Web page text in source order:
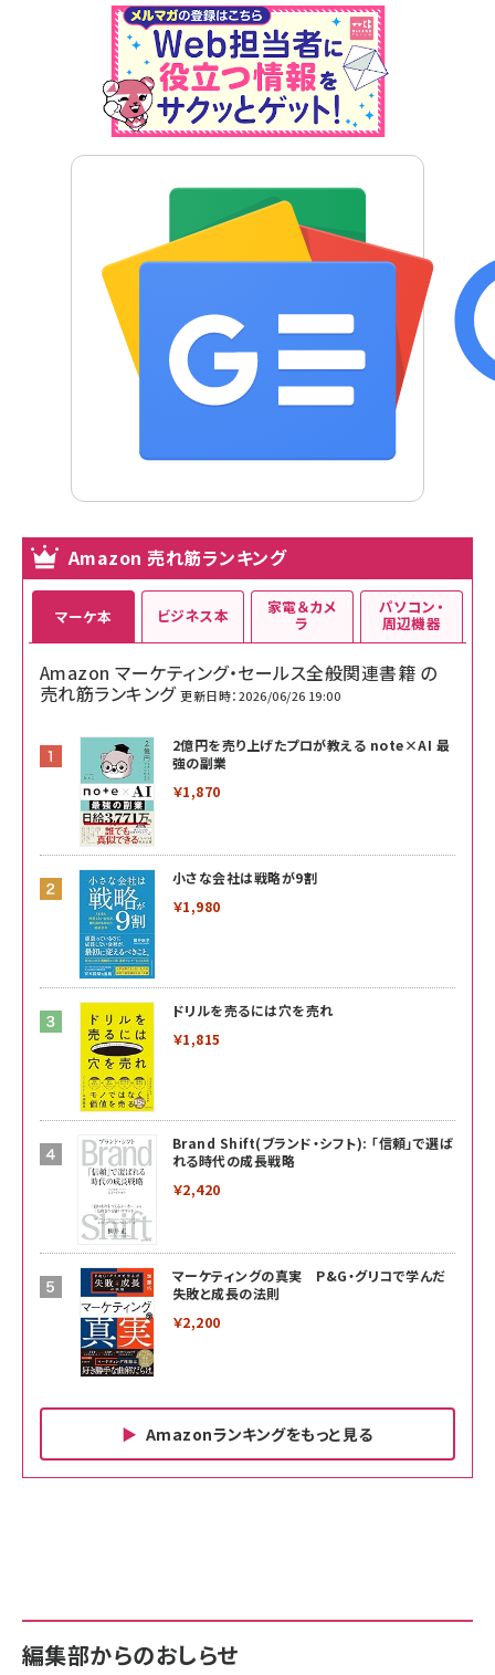
Amazon 売れ筋ランキング
マーケ本
Amazon マーケティング・セールス全般関連書籍 の
売れ筋ランキング 更新日時：2026/06/26 19:00
2億円を売り上げたプロが教える note×AI 最
強の副業
￥1,870
小さな会社は戦略が9割
￥1,980
ドリルを売るには穴を売れ
￥1,815
Brand Shift(ブランド・シフト): 「信頼」で選ば
れる時代の成長戦略
￥2,420
マーケティングの真実 P&G・グリコで学んだ
失敗と成長の法則
￥2,200
Amazonランキングをもっと見る
ビジネス本
￥880
anan(アンアン)2026/06/24号 No.2500増刊
家電＆カメ
ラ
サポート正規品 メーカー保証5年 KLMEA128G
パソコン・
周辺機器
サポート正規品 メーカー保証5年 KLMEA128G
編集部からのおしらせ